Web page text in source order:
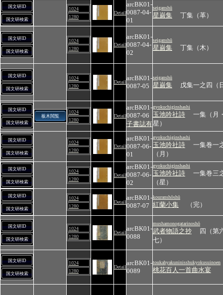
国文研ID
国文研検索
1024
1280
Detail
arcBK01-
0087-04-
01
seiganshū
星巌集 丁集（革）
国文研ID
国文研検索
1024
1280
Detail
arcBK01-
0087-04-
02
seiganshū
星巌集 丁集（木）
国文研ID
国文研検索
1024
1280
Detail
arcBK01-
0087-05
seiganshū
星巌集 戊集一之四（
国文研ID
国文研検索
板木閲覧
1024
1280
Detail
arcBK01-
0087-06
子書誌有
gyokuchiginshashi
玉池吟社詩
一集（月
星）
国文研ID
国文研検索
1024
1280
Detail
arcBK01-
0087-06-
01
gyokuchiginshashi
玉池吟社詩
一集巻一
（月）
国文研ID
国文研検索
1024
1280
Detail
arcBK01-
0087-06-
02
gyokuchiginshashi
玉池吟社詩
一集巻三
（星）
国文研ID
国文研検索
1024
1280
Detail
arcBK01-
0087-07
kouranshōshū
紅蘭小集 （完）
国文研ID
国文研検索
1024
1280
Detail
arcBK01-
0088
mushamonogatarinoshō
武者物語之抄
四（第
七）
国文研ID
国文研検索
1024
1280
Detail
arcBK01-
0089
toukahyakuninisshukyokusuinoen
桃花百人一首曲水宴